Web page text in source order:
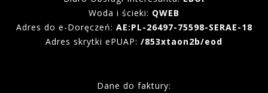
Woda i ścieki: QWEB
Adres do e-Doręczeń: AE:PL-26497-75598-SERAE-18
Adres skrytki ePUAP: /853xtaon2b/eod
Dane do faktury: